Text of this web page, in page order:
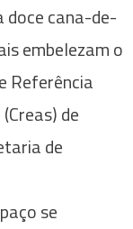
doce cana-de-
embelezam o
Referência
de
de
se